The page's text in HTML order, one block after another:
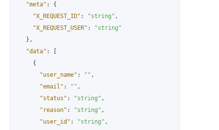
"meta" :
{
"X_REQUEST_ID" : "string" ,
"X_REQUEST_USER" :
"string"
} ,
"data" :
{
"user_name" : "" ,
"email" : "" ,
"status" : "string" ,
"reason" : "string" ,
"user_id" : "string" ,